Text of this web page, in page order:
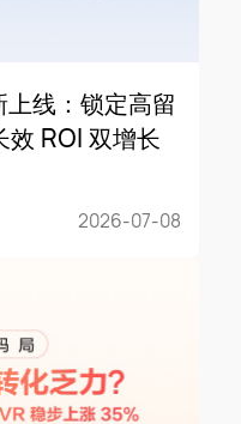
上线：锁定高留
ROI 双增长
2026-07-08